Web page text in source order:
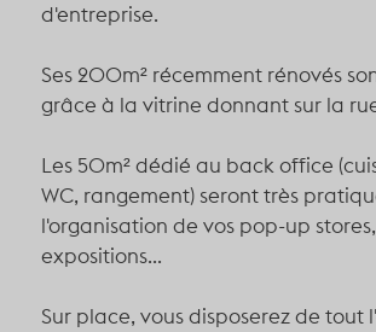
d'entreprise.
Ses 200m² récemment rénovés
grâce à la vitrine donnant sur la
Les 50m² dédié au back office
WC, rangement) seront très
l'organisation de vos pop-up
expositions...
Sur place, vous disposerez de tout